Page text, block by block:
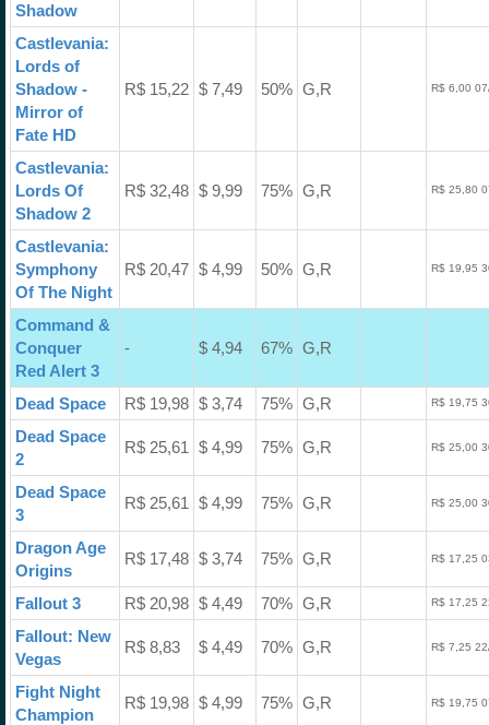
Shadow
Castlevania:
Lords of
Shadow -
Mirror of
Fate HD
R$ 15,22 $ 7,49 50% G,R R$ 6,00
Castlevania:
Lords Of
Shadow 2
R$ 32,48 $ 9,99 75% G,R R$ 25,80
Castlevania:
Symphony
Of The Night
R$ 20,47 $ 4,99 50% G,R R$ 19,95
Command &
Conquer
Red Alert 3
- $ 4,94 67% G,R
Dead Space R$ 19,98 $ 3,74 75% G,R R$ 19,75
Dead Space
2
R$ 25,61 $ 4,99 75% G,R R$ 25,00
Dead Space
3
R$ 25,61 $ 4,99 75% G,R R$ 25,00
Dragon Age
Origins
R$ 17,48 $ 3,74 75% G,R R$ 17,25
Fallout 3 R$ 20,98 $ 4,49 70% G,R R$ 17,25
Fallout: New
Vegas
R$ 8,83 $ 4,49 70% G,R R$ 7,25
Fight Night
Champion
R$ 19,98 $ 4,99 75% G,R R$ 19,75